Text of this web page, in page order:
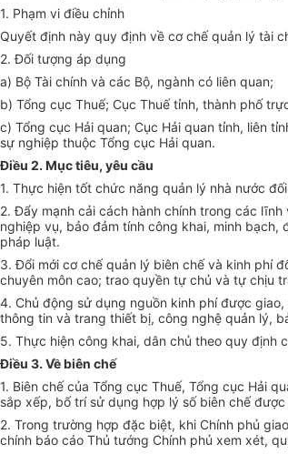
1. Phạm vi điều chỉnh
Quyết định này quy định về cơ chế quản lý tài
2. Đối tượng áp dụng
a) Bộ Tài chính và các Bộ, ngành có liên quan;
b) Tổng cục Thuế; Cục Thuế tỉnh, thành phố
c) Tổng cục Hải quan; Cục Hải quan tỉnh, liên
sự nghiệp thuộc Tổng cục Hải quan.
Điều 2. Mục tiêu, yêu cầu
1. Thực hiện tốt chức năng quản lý nhà nước
2. Đẩy mạnh cải cách hành chính trong các
nghiệp vụ, bảo đảm tính công khai, minh
pháp luật.
3. Đổi mới cơ chế quản lý biên chế và kinh phí
chuyên môn cao; trao quyền tự chủ và tự chịu
4. Chủ động sử dụng nguồn kinh phí được
thông tin và trang thiết bị, công nghệ quản lý,
5. Thực hiện công khai, dân chủ theo quy định
Điều 3. Về biên chế
1. Biên chế của Tổng cục Thuế, Tổng cục Hải
sắp xếp, bố trí sử dụng hợp lý số biên chế
2. Trong trường hợp đặc biệt, khi Chính phủ
chính báo cáo Thủ tướng Chính phủ xem xét,